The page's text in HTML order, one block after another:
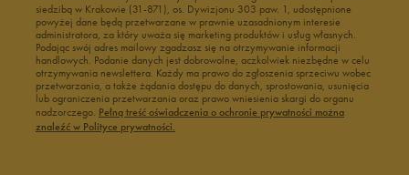
siedzibą w Krakowie (31-871), os. Dywizjonu 303 paw. 1, udostępnione
powyżej dane będą przetwarzane w prawnie uzasadnionym interesie
administratora, za który uważa się marketing produktów i usług własnych.
Podając swój adres mailowy zgadzasz się na otrzymywanie informacji
handlowych. Podanie danych jest dobrowolne, aczkolwiek niezbędne w celu
otrzymywania newslettera. Każdy ma prawo do zgłoszenia sprzeciwu wobec
przetwarzania, a także żądania dostępu do danych, sprostowania, usunięcia
lub ograniczenia przetwarzania oraz prawo wniesienia skargi do organu
nadzorczego. Pełną treść oświadczenia o ochronie prywatności można
znaleźć w Polityce prywatności.